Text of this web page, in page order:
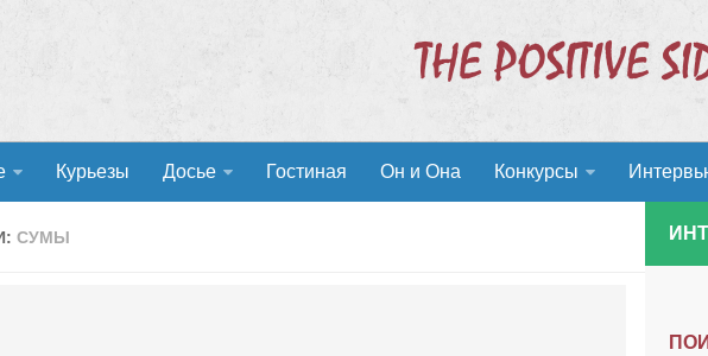
Курьезы Досье Гостиная Он и Она Конкурсы
СУМЫ